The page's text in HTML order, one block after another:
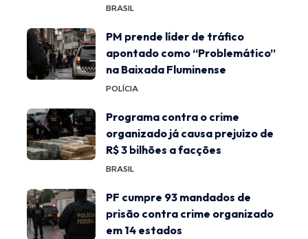
BRASIL
PM prende líder de tráfico
apontado como “Problemático”
na Baixada Fluminense
POLÍCIA
Programa contra o crime
organizado já causa prejuízo de
R$ 3 bilhões a facções
BRASIL
PF cumpre 93 mandados de
prisão contra crime organizado
em 14 estados